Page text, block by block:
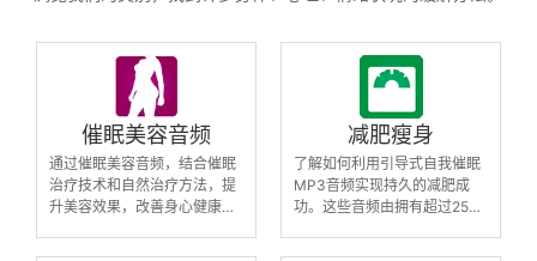
催眠美容音频
通过催眠美容音频，结合催眠
治疗技术和自然治疗方法，提
升美容效果，改善身心健康。
减肥瘦身
了解如何利用引导式自我催眠
MP3音频实现持久的减肥成
功。这些音频由拥有超过25年